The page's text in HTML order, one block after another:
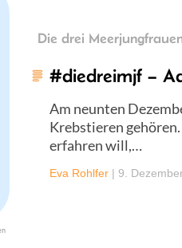
Die drei
#diedreimjf –
Am neunten
Krebstieren
erfahren will,…
Eva Rohlfer | 9.